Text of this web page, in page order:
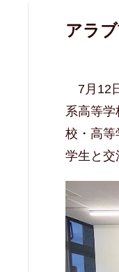
アラ
7月 12
系高等学
校・高等
学生と交